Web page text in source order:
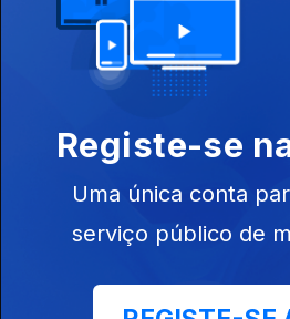
Manhã de domingo com
Registe-se
Uma única conta
serviço público de